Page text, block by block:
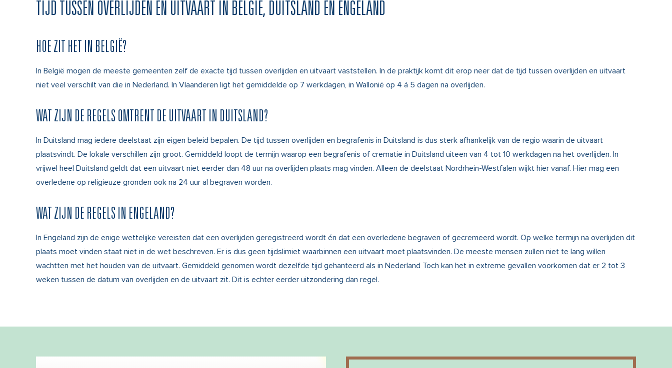
TIJD TUSSEN OVERLIJDEN EN UITVAART IN BELGIË, DUITSLAND EN ENGELAND
HOE ZIT HET IN BELGIË?
In België mogen de meeste gemeenten zelf de exacte tijd tussen overlijden en uitvaart vaststellen. In de praktijk komt dit erop neer dat de tijd tussen overlijden en uitvaart
niet veel verschilt van die in Nederland. In Vlaanderen ligt het gemiddelde op 7 werkdagen, in Wallonië op 4 á 5 dagen na overlijden.
WAT ZIJN DE REGELS OMTRENT DE UITVAART IN DUITSLAND?
In Duitsland mag iedere deelstaat zijn eigen beleid bepalen. De tijd tussen overlijden en begrafenis in Duitsland is dus sterk afhankelijk van de regio waarin de uitvaart
plaatsvindt. De lokale verschillen zijn groot. Gemiddeld loopt de termijn waarop een begrafenis of crematie in Duitsland uiteen van 4 tot 10 werkdagen na het overlijden. In
vrijwel heel Duitsland geldt dat een uitvaart niet eerder dan 48 uur na overlijden plaats mag vinden. Alleen de deelstaat Nordrhein-Westfalen wijkt hier vanaf. Hier mag een
overledene op religieuze gronden ook na 24 uur al begraven worden.
WAT ZIJN DE REGELS IN ENGELAND?
In Engeland zijn de enige wettelijke vereisten dat een overlijden geregistreerd wordt én dat een overledene begraven of gecremeerd wordt. Op welke termijn na overlijden dit
plaats moet vinden staat niet in de wet beschreven. Er is dus geen tijdslimiet waarbinnen een uitvaart moet plaatsvinden. De meeste mensen zullen niet te lang willen
wachtten met het houden van de uitvaart. Gemiddeld genomen wordt dezelfde tijd gehanteerd als in Nederland Toch kan het in extreme gevallen voorkomen dat er 2 tot 3
weken tussen de datum van overlijden en de uitvaart zit. Dit is echter eerder uitzondering dan regel.